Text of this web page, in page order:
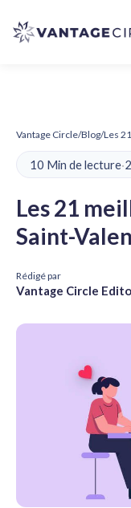
Vantage Circle/Blog/Les
10 Min de lecture·
Les 21
Saint-
Rédigé par
Vantage Circle